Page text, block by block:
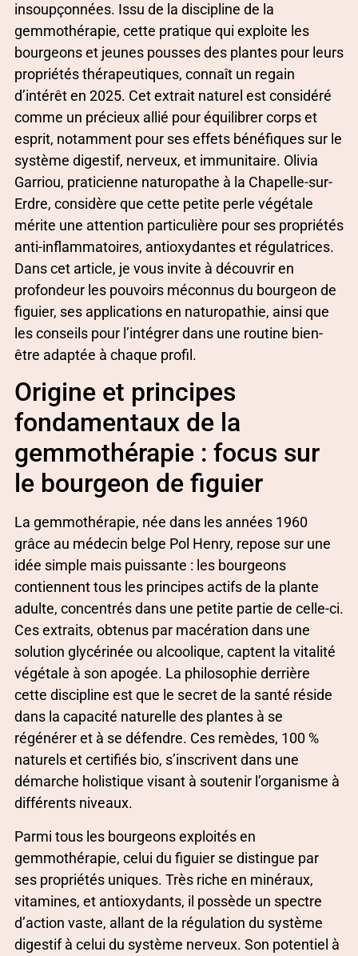
insoupçonnées. Issu de la discipline de la
gemmothérapie, cette pratique qui exploite les
bourgeons et jeunes pousses des plantes pour leurs
propriétés thérapeutiques, connaît un regain
d’intérêt en 2025. Cet extrait naturel est considéré
comme un précieux allié pour équilibrer corps et
esprit, notamment pour ses effets bénéfiques sur le
système digestif, nerveux, et immunitaire. Olivia
Garriou, praticienne naturopathe à la Chapelle-sur-
Erdre, considère que cette petite perle végétale
mérite une attention particulière pour ses propriétés
anti-inflammatoires, antioxydantes et régulatrices.
Dans cet article, je vous invite à découvrir en
profondeur les pouvoirs méconnus du bourgeon de
figuier, ses applications en naturopathie, ainsi que
les conseils pour l’intégrer dans une routine bien-
être adaptée à chaque profil.
Origine et principes
fondamentaux de la
gemmothérapie : focus sur
le bourgeon de figuier
La gemmothérapie, née dans les années 1960
grâce au médecin belge Pol Henry, repose sur une
idée simple mais puissante : les bourgeons
contiennent tous les principes actifs de la plante
adulte, concentrés dans une petite partie de celle-ci.
Ces extraits, obtenus par macération dans une
solution glycérinée ou alcoolique, captent la vitalité
végétale à son apogée. La philosophie derrière
cette discipline est que le secret de la santé réside
dans la capacité naturelle des plantes à se
régénérer et à se défendre. Ces remèdes, 100 %
naturels et certifiés bio, s’inscrivent dans une
démarche holistique visant à soutenir l’organisme à
différents niveaux.
Parmi tous les bourgeons exploités en
gemmothérapie, celui du figuier se distingue par
ses propriétés uniques. Très riche en minéraux,
vitamines, et antioxydants, il possède un spectre
d’action vaste, allant de la régulation du système
digestif à celui du système nerveux. Son potentiel à